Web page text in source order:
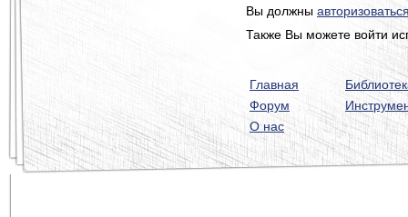
Вы должны
Также Вы можете войти
Главная
Форум
О нас